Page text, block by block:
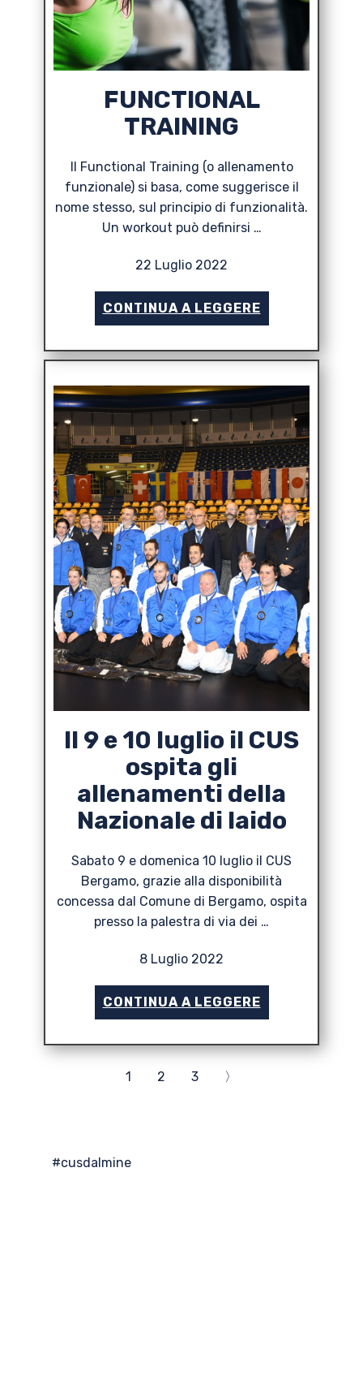
FUNCTIONAL
TRAINING
Il Functional Training (o allenamento
funzionale) si basa, come suggerisce il
nome stesso, sul principio di funzionalità.
Un workout può definirsi …
22 Luglio 2022
CONTINUA A LEGGERE
Il 9 e 10 luglio il CUS
ospita gli
allenamenti della
Nazionale di Iaido
Sabato 9 e domenica 10 luglio il CUS
Bergamo, grazie alla disponibilità
concessa dal Comune di Bergamo, ospita
presso la palestra di via dei …
8 Luglio 2022
CONTINUA A LEGGERE
1 2 3 〉
#cusdalmine